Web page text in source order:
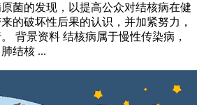
菌的发现，以提高公众对结核病在健
的破坏性后果的认识，并加紧努力，
背景资料 结核病属于慢性传染病，
结核 ...